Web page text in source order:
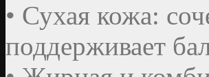
• Сухая кожа:
поддерживает